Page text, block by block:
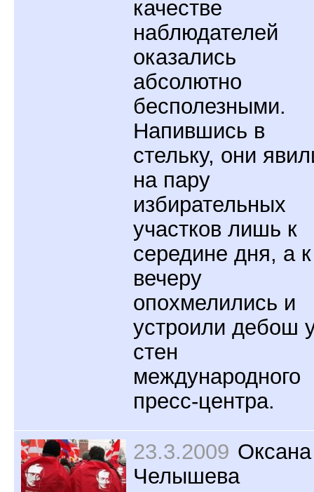
качестве
наблюдателей
оказались
абсолютно
бесполезными.
Напившись в
стельку, они
на пару
избирательных
участков лишь к
середине дня, а к
вечеру
опохмелились и
устроили дебош
стен
международного
пресс-центра.
23.3.2009 Оксана
Челышева